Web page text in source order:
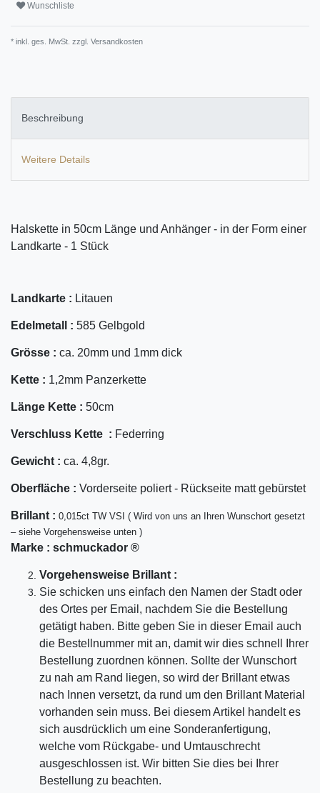
Wunschliste
* inkl. ges. MwSt. zzgl. Versandkosten
Beschreibung
Weitere Details
Halskette in 50cm Länge und Anhänger - in der Form einer
Landkarte - 1 Stück
Landkarte : Litauen
Edelmetall : 585 Gelbgold
Grösse : ca. 20mm und 1mm dick
Kette : 1,2mm Panzerkette
Länge Kette : 50cm
Verschluss Kette : Federring
Gewicht : ca. 4,8gr.
Oberfläche : Vorderseite poliert - Rückseite matt gebürstet
Bril lant : 0,015ct TW VSI ( Wird von uns an Ihren Wunschort gesetzt
– siehe Vorgehensweise unten )
Marke : schmuckador ®
Vorgehensweise Brillant :
Sie schicken uns einfach den Namen der Stadt oder
des Ortes per Email, nachdem Sie die Bestellung
getätigt haben. Bitte geben Sie in dieser Email auch
die Bestellnummer mit an, damit wir dies schnell Ihrer
Bestellung zuordnen können. Sollte der Wunschort
zu nah am Rand liegen, so wird der Brillant etwas
nach Innen versetzt, da rund um den Brillant Material
vorhanden sein muss. Bei diesem Artikel handelt es
sich ausdrücklich um eine Sonderanfertigung,
welche vom Rückgabe- und Umtauschrecht
ausgeschlossen ist. Wir bitten Sie dies bei Ihrer
Bestellung zu beachten.